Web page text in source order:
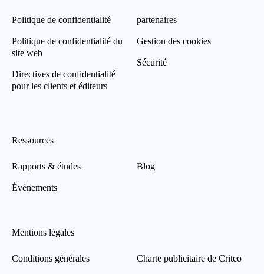
Politique de confidentialité
Politique de confidentialité du
site web
Directives de confidentialité
pour les clients et éditeurs
partenaires
Gestion des cookies
Sécurité
Ressources
Rapports & études
Événements
Blog
Mentions légales
Conditions générales Charte publicitaire de Criteo